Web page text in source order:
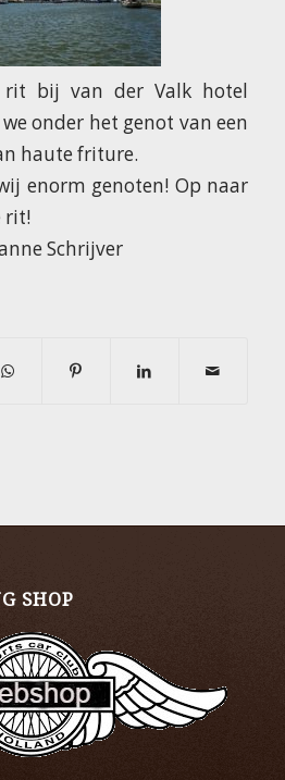
rit bij van der Valk hotel
onder het genot van een
haute friture.
enorm genoten! Op naar
rit!
Schrijver
SHOP